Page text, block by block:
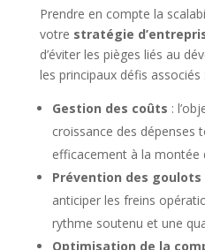
Prendre en compte la
votre stratégie
d’éviter les pièges liés au
les principaux défis associés :
Gestion des coûts :
croissance des dépenses
efficacement à la montée
Prévention des
anticiper les freins
rythme soutenu et une
Optimisation de la